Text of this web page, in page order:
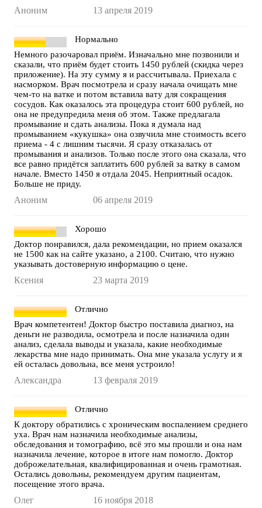
Аноним 13 апреля 2019
Нормально
Немного разочаровал приём. Изначально мне позвонили и
сказали, что приём будет стоить 1450 рублей (скидка через
приложение). На эту сумму я и рассчитывала. Приехала с
насморком. Врач посмотрела и сразу начала очищать мне
чем-то на ватке и потом вставила вату для сокращения
сосудов. Как оказалось эта процедура стоит 600 рублей, но
она не предупредила меня об этом. Также предлагала
промывание и сдать анализы. Пока я думала над
промыванием «кукушка» она озвучила мне стоимость всего
приема - 4 с лишним тысячи. Я сразу отказалась от
промывания и анализов. Только после этого она сказала, что
все равно придётся заплатить 600 рублей за ватку в самом
начале. Вместо 1450 я отдала 2045. Неприятный осадок.
Больше не приду.
Аноним 06 апреля 2019
Хорошо
Доктор понравился, дала рекомендации, но прием оказался
не 1500 как на сайте указано, а 2100. Считаю, что нужно
указывать достоверную информацию о цене.
Ксения 23 марта 2019
Отлично
Врач компетентен! Доктор быстро поставила диагноз, на
деньги не разводила, осмотрела и после назначила один
анализ, сделала выводы и указала, какие необходимые
лекарства мне надо принимать. Она мне указала услугу и я
ей осталась довольна, все меня устроило!
Александра 13 февраля 2019
Отлично
К доктору обратились с хроническим воспалением среднего
уха. Врач нам назначила необходимые анализы,
обследования и томографию, всё это мы прошли и она нам
назначила лечение, которое в итоге нам помогло. Доктор
доброжелательная, квалифицированная и очень грамотная.
Остались довольны, рекомендуем другим пациентам,
посещение этого врача.
Олег 16 ноября 2018